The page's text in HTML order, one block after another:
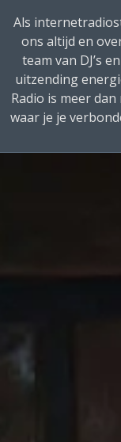
Als
ons altijd en
team van DJ’s
uitzending
Radio is meer
waar je je